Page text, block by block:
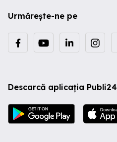
Urmărește-ne pe
Descarcă aplicația Publi24